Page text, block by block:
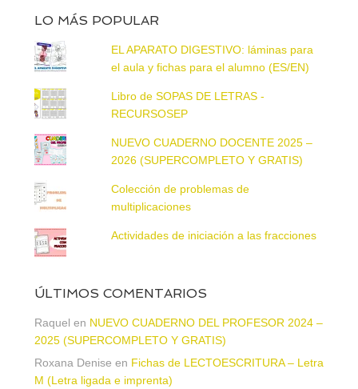
LO MÁS POPULAR
EL APARATO DIGESTIVO: láminas para
el aula y fichas para el alumno (ES/EN)
Libro de SOPAS DE LETRAS -
RECURSOSEP
NUEVO CUADERNO DOCENTE 2025 –
2026 (SUPERCOMPLETO Y GRATIS)
Colección de problemas de
multiplicaciones
Actividades de iniciación a las fracciones
ÚLTIMOS COMENTARIOS
Raquel en NUEVO CUADERNO DEL PROFESOR 2024 –
2025 (SUPERCOMPLETO Y GRATIS)
Roxana Denise en Fichas de LECTOESCRITURA – Letra
M (Letra ligada e imprenta)